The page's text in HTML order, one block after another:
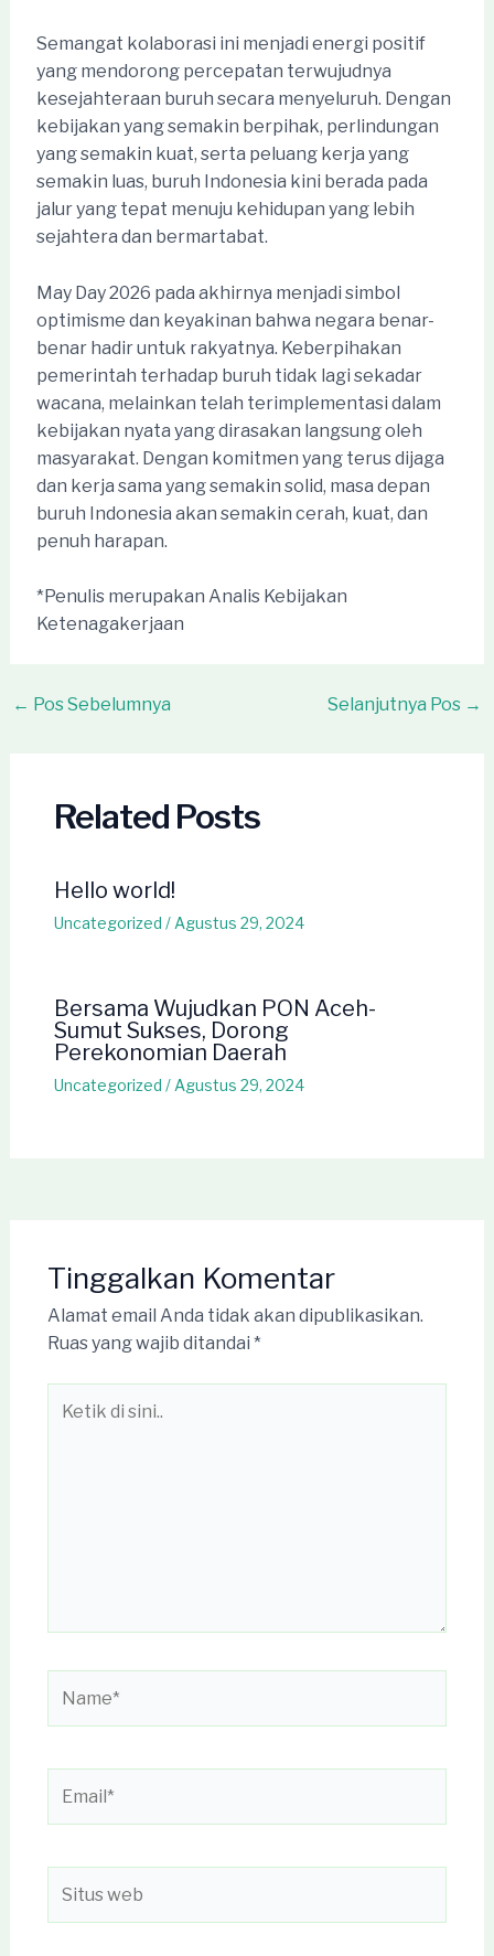
Semangat kolaborasi ini menjadi energi positif
yang mendorong percepatan terwujudnya
kesejahteraan buruh secara menyeluruh. Dengan
kebijakan yang semakin berpihak, perlindungan
yang semakin kuat, serta peluang kerja yang
semakin luas, buruh Indonesia kini berada pada
jalur yang tepat menuju kehidupan yang lebih
sejahtera dan bermartabat.
May Day 2026 pada akhirnya menjadi simbol
optimisme dan keyakinan bahwa negara benar-
benar hadir untuk rakyatnya. Keberpihakan
pemerintah terhadap buruh tidak lagi sekadar
wacana, melainkan telah terimplementasi dalam
kebijakan nyata yang dirasakan langsung oleh
masyarakat. Dengan komitmen yang terus dijaga
dan kerja sama yang semakin solid, masa depan
buruh Indonesia akan semakin cerah, kuat, dan
penuh harapan.
*Penulis merupakan Analis Kebijakan
Ketenagakerjaan
Post
← Pos Sebelumnya Selanjutnya Pos →
Related Posts
Hello world!
Uncategorized / Agustus 29, 2024
Bersama Wujudkan PON Aceh-
Sumut Sukses, Dorong
Perekonomian Daerah
Uncategorized / Agustus 29, 2024
Tinggalkan Komentar
Alamat email Anda tidak akan dipublikasikan.
Ruas yang wajib ditandai *
web